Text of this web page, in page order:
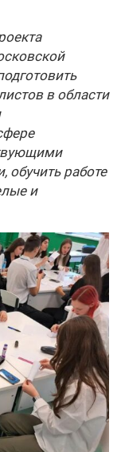
в области
обучить работе
и